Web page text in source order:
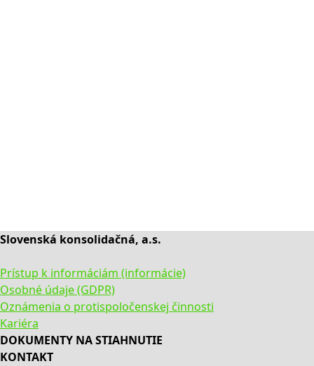
Slovenská konsolidačná, a.s.
Prístup k informáciám (informácie)
Osobné údaje (GDPR)
Oznámenia o protispoločenskej činnosti
Kariéra
DOKUMENTY NA STIAHNUTIE
KONTAKT